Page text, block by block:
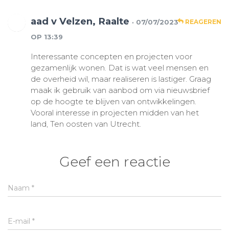
aad v Velzen, Raalte · 07/07/2023
OP 13:39
Interessante concepten en projecten voor
gezamenlijk wonen. Dat is wat veel mensen en
de overheid wil, maar realiseren is lastiger. Graag
maak ik gebruik van aanbod om via nieuwsbrief
op de hoogte te blijven van ontwikkelingen.
Vooral interesse in projecten midden van het
land, Ten oosten van Utrecht.
REAGEREN
Geef een reactie
Naam *
E-mail *